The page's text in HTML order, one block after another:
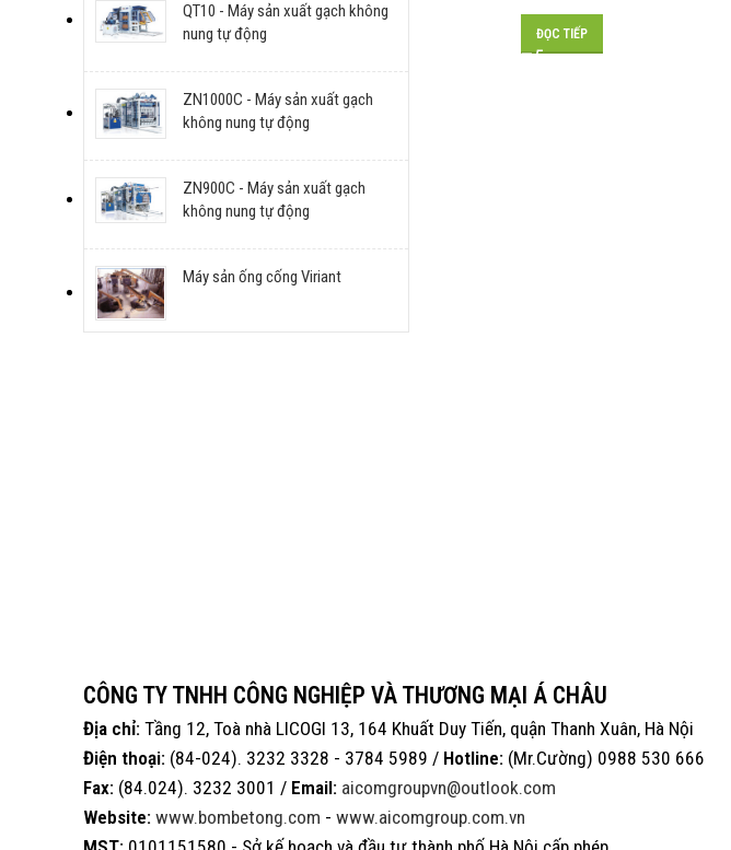
QT10 - Máy sản xuất gạch không
nung tự động
ZN1000C - Máy sản xuất gạch
không nung tự động
ZN900C - Máy sản xuất gạch
không nung tự động
Máy sản ống cống Viriant
ĐỌC TIẾP
CÔNG TY TNHH CÔNG NGHIỆP VÀ THƯƠNG MẠI Á CHÂU
Địa chỉ: Tầng 12, Toà nhà LICOGI 13, 164 Khuất Duy Tiến, quận Thanh Xuân, Hà Nội
Điện thoại: (84-024). 3232 3328 - 3784 5989 / Hotline: (Mr.Cường) 0988 530 666
Fax: (84.024). 3232 3001 / Email: aicomgroupvn@outlook.com
Website: www.bombetong.com - www.aicomgroup.com.vn